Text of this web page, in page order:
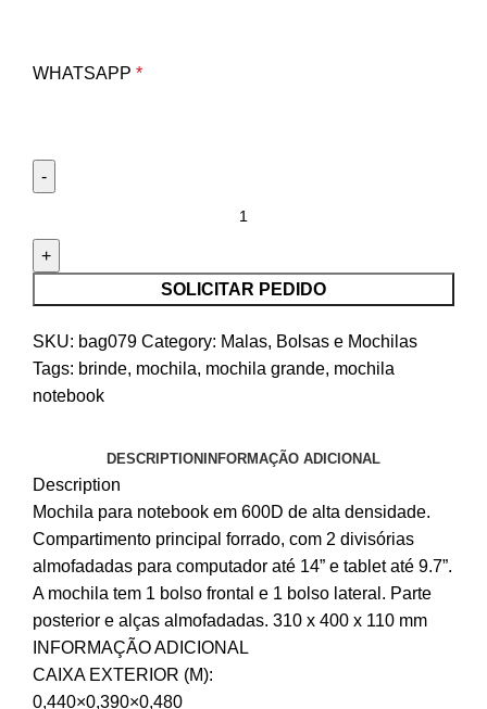
WHATSAPP *
SOLICITAR PEDIDO
SKU: bag079 Category: Malas, Bolsas e Mochilas
Tags: brinde, mochila, mochila grande, mochila
notebook
DESCRIPTION INFORMAÇÃO ADICIONAL
Description
Mochila para notebook em 600D de alta densidade.
Compartimento principal forrado, com 2 divisórias
almofadadas para computador até 14” e tablet até 9.7”.
A mochila tem 1 bolso frontal e 1 bolso lateral. Parte
posterior e alças almofadadas. 310 x 400 x 110 mm
INFORMAÇÃO ADICIONAL
CAIXA EXTERIOR (M):
0,440×0,390×0,480